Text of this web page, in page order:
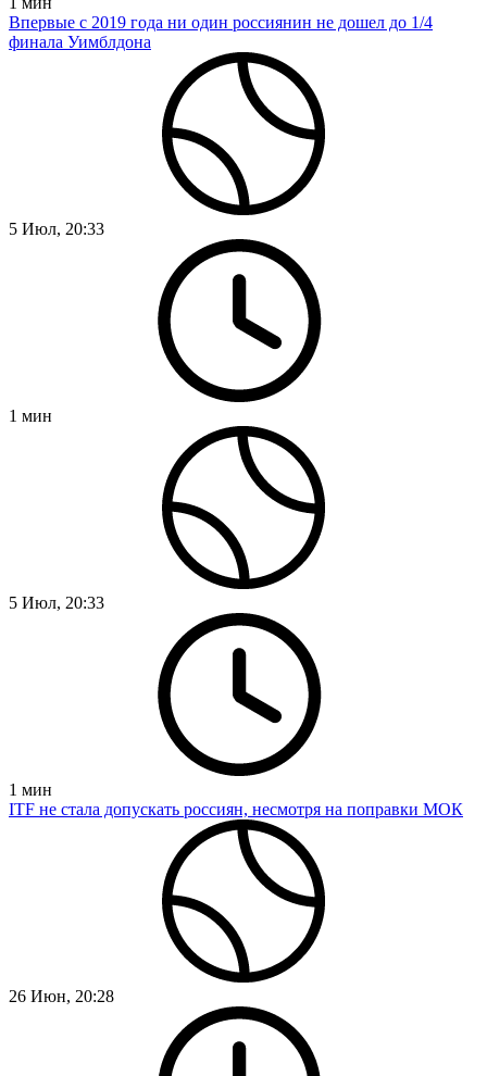
Впервые с 2019 года ни один россиянин не дошел до 1/4
финала Уимблдона
5 Июл, 20:33
1 мин
5 Июл, 20:33
1 мин
ITF не стала допускать россиян, несмотря на поправки МОК
26 Июн, 20:28